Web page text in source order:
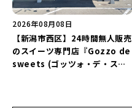
2026年08月08日
【新潟市西区】24時間無人販売
のスイーツ専門店『Gozzo de
sweets (ゴッツォ・デ・スイ